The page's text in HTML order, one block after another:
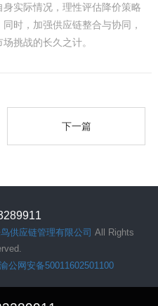
实际情况，理性评估降价策略
时，加强供应链整合与协同，
挑战的长久之计。
下一篇
供应链管理有限公司 All Rights
渝公网安备50011602501100